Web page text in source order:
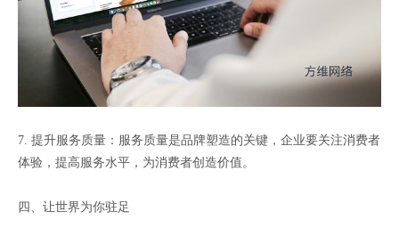
7. 提升服务质量：服务质量是品牌塑造的关键，企业要关注消费者
体验，提高服务水平，为消费者创造价值。
四、让世界为你驻足